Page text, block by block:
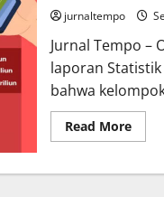
jurnaltempo
Jurnal Tempo –
laporan Statistik
bahwa
Read MoreRead
more